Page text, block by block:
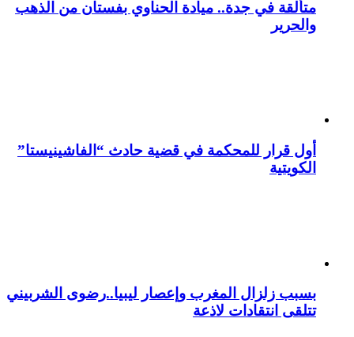
متألقة في جدة.. ميادة الحناوي بفستان من الذهب
والحرير
أول قرار للمحكمة في قضية حادث “الفاشينيستا”
الكويتية
بسبب زلزال المغرب وإعصار ليبيا..رضوى الشربيني
تتلقى انتقادات لاذعة